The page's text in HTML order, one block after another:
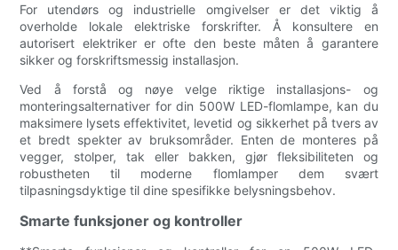
For utendørs og industrielle omgivelser er det viktig å
overholde lokale elektriske forskrifter. Å konsultere en
autorisert elektriker er ofte den beste måten å garantere
sikker og forskriftsmessig installasjon.
Ved å forstå og nøye velge riktige installasjons- og
monteringsalternativer for din 500W LED-flomlampe, kan du
maksimere lysets effektivitet, levetid og sikkerhet på tvers av
et bredt spekter av bruksområder. Enten de monteres på
vegger, stolper, tak eller bakken, gjør fleksibiliteten og
robustheten til moderne flomlamper dem svært
tilpasningsdyktige til dine spesifikke belysningsbehov.
Smarte funksjoner og kontroller